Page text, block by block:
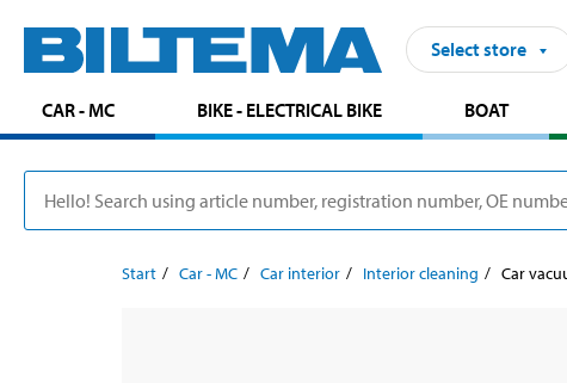
Select store
CAR - MC BIKE - ELECTRICAL BIKE BOAT
Start Car - MC Car interior Interior cleaning Car